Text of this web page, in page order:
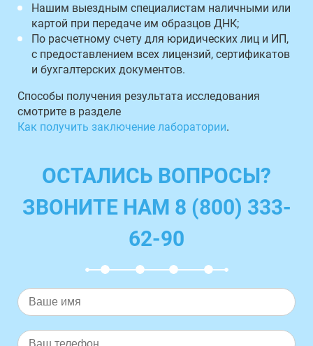
Нашим выездным специалистам наличными или
картой при передаче им образцов ДНК;
По расчетному счету для юридических лиц и ИП,
с предоставлением всех лицензий, сертификатов
и бухгалтерских документов.
Способы получения результата исследования
смотрите в разделе
Как получить заключение лаборатории.
ОСТАЛИСЬ ВОПРОСЫ?
ЗВОНИТЕ НАМ 8 (800) 333-
62-90